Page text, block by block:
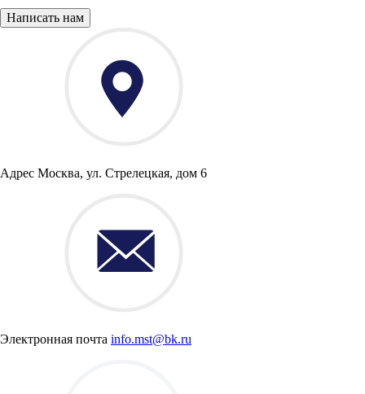
Написать нам
Адрес Москва, ул. Стрелецкая, дом 6
Электронная почта info.mst@bk.ru